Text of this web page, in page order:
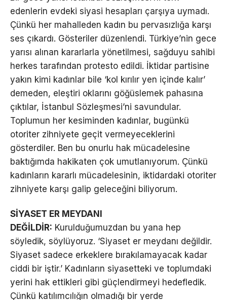
edenlerin evdeki siyasi hesapları çarşıya uymadı.
Çünkü her mahalleden kadın bu pervasızlığa karşı
ses çıkardı. Gösteriler düzenlendi. Türkiye’nin gece
yarısı alınan kararlarla yönetilmesi, sağduyu sahibi
herkes tarafından protesto edildi. İktidar partisine
yakın kimi kadınlar bile ‘kol kırılır yen içinde kalır’
demeden, eleştiri oklarını göğüslemek pahasına
çıktılar, İstanbul Sözleşmesi’ni savundular.
Toplumun her kesiminden kadınlar, bugünkü
otoriter zihniyete geçit vermeyeceklerini
gösterdiler. Ben bu onurlu hak mücadelesine
baktığımda hakikaten çok umutlanıyorum. Çünkü
kadınların kararlı mücadelesinin, iktidardaki otoriter
zihniyete karşı galip geleceğini biliyorum.
SİYASET ER MEYDANI
DEĞİLDİR: Kurulduğumuzdan bu yana hep
söyledik, söylüyoruz. ‘Siyaset er meydanı değildir.
Siyaset sadece erkeklere bırakılamayacak kadar
ciddi bir iştir.’ Kadınların siyasetteki ve toplumdaki
yerini hak ettikleri gibi güçlendirmeyi hedefledik.
Çünkü katılımcılığın olmadığı bir yerde